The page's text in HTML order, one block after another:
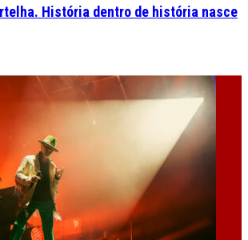
História dentro de história nasce